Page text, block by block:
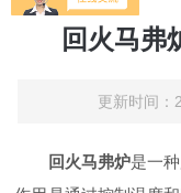
回火马弗
更新时间
回火马弗炉是一